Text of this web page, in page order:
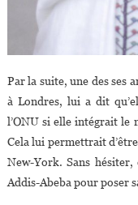
Par la suite, une des ses
à Londres, lui a dit
l’ONU si elle intégrait le
Cela lui permettrait
New-York. Sans
Addis-Abeba pour poser